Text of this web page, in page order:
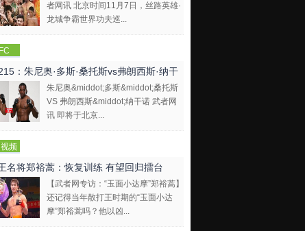
者网讯 北京时间11月7日，丝路英雄·
龙城争霸世界功夫巡...
：朱尼奥·多斯·桑托斯vs弗朗西斯·纳干
朱尼奥&middot;多斯&middot;桑托斯
VS 弗朗西斯&middot;纳干诺 武者网
讯 即将于北京...
频
名将郑裕蒿：恢复训练 有望回归擂台
【武者网专访：“玉面小达摩”郑裕蒿】
还记得当年散打王时期的“玉面小达
摩”郑裕蒿吗？他以凶...